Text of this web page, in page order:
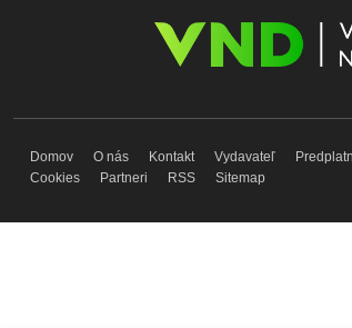
Domov O nás Kontakt Vydavateľ
Cookies
Partneri RSS Sitemap